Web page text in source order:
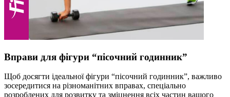
Вправи для фігури “пісочний годинник”
Щоб досягти ідеальної фігури “пісочний годинник”, важливо
зосередитися на різноманітних вправах, спеціально
розроблених для розвитку та зміцнення всіх частин вашого